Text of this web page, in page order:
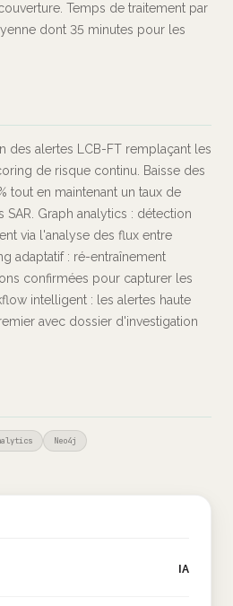
Temps de traitement par
dont 35 minutes pour les
des alertes LCB-FT remplaçant les
de risque continu. Baisse des
tout en maintenant un taux de
SAR. Graph analytics : détection
via l'analyse des flux entre
adaptatif : ré-entraînement
confirmées pour capturer les
intelligent : les alertes haute
avec dossier d'investigation
Neo4j
IA